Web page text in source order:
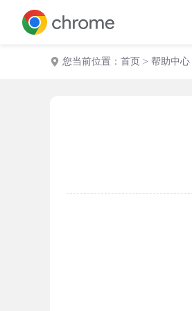
您当前位置： 首页 > 帮助中心